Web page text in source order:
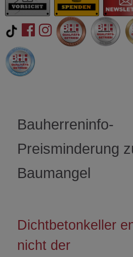
Bauherreninfo-
Preisminderung
Baumangel
Dichtbetonkeller
nicht der